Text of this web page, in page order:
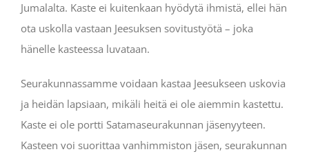
Jumalalta. Kaste ei kuitenkaan hyödytä ihmistä, ellei hän
ota uskolla vastaan Jeesuksen sovitustyötä – joka
hänelle kasteessa luvataan.
Seurakunnassamme voidaan kastaa Jeesukseen uskovia
ja heidän lapsiaan, mikäli heitä ei ole aiemmin kastettu.
Kaste ei ole portti Satamaseurakunnan jäsenyyteen.
Kasteen voi suorittaa vanhimmiston jäsen, seurakunnan